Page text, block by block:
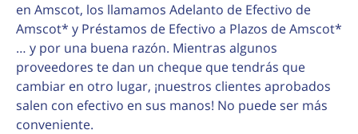
en Amscot, los llamamos Adelanto de Efectivo de
Amscot* y Préstamos de Efectivo a Plazos de Amscot*
… y por una buena razón. Mientras algunos
proveedores te dan un cheque que tendrás que
cambiar en otro lugar, ¡nuestros clientes aprobados
salen con efectivo en sus manos! No puede ser más
conveniente.